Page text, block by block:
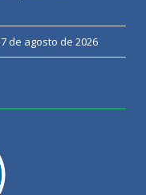
7 de agosto de 2026